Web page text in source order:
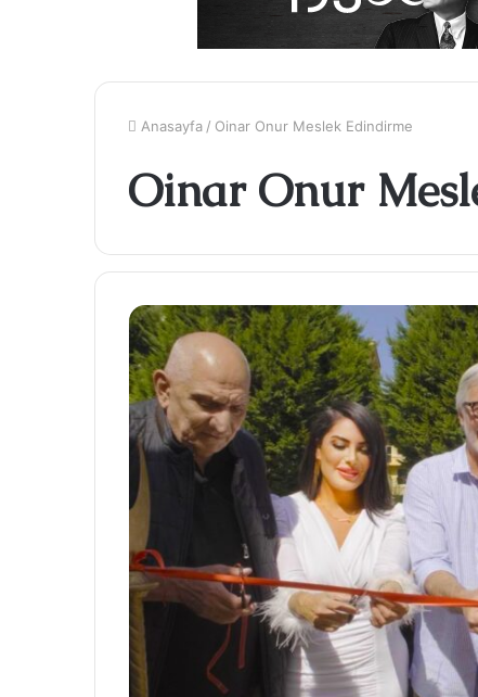
Anasayfa / Oinar Onur Meslek Edindirme
Oinar Onur